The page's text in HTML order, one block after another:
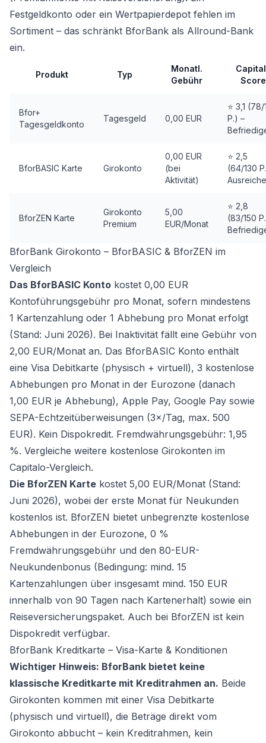
Festgeldkonto oder ein Wertpapierdepot fehlen im
Sortiment – das schränkt BforBank als Allround-Bank
ein.
Produkt Typ
Monatl.
Gebühr
Score
Bfor+
Tagesgeldkonto
Tagesgeld 0,00 EUR
⭐ 3,1 (78/
P.) –
BforBASIC Karte Girokonto
0,00 EUR
(bei
Aktivität)
⭐ 2,5
(64/130
BforZEN Karte
Girokonto
Premium
5,00
EUR/Monat
⭐ 2,8
(83/150
BforBank Girokonto – BforBASIC & BforZEN im
Vergleich
Das BforBASIC Konto kostet 0,00 EUR
Kontoführungsgebühr pro Monat, sofern mindestens
1 Kartenzahlung oder 1 Abhebung pro Monat erfolgt
(Stand: Juni 2026). Bei Inaktivität fällt eine Gebühr von
2,00 EUR/Monat an. Das BforBASIC Konto enthält
eine Visa Debitkarte (physisch + virtuell), 3 kostenlose
Abhebungen pro Monat in der Eurozone (danach
1,00 EUR je Abhebung), Apple Pay, Google Pay sowie
SEPA-Echtzeitüberweisungen (3×/Tag, max. 500
EUR). Kein Dispokredit. Fremdwährungsgebühr: 1,95
%. Vergleiche weitere kostenlose Girokonten im
Capitalo-Vergleich.
Die BforZEN Karte kostet 5,00 EUR/Monat (Stand:
Juni 2026), wobei der erste Monat für Neukunden
kostenlos ist. BforZEN bietet unbegrenzte kostenlose
Abhebungen in der Eurozone, 0 %
Fremdwährungsgebühr und den 80-EUR-
Neukundenbonus (Bedingung: mind. 15
Kartenzahlungen über insgesamt mind. 150 EUR
innerhalb von 90 Tagen nach Kartenerhalt) sowie ein
Reiseversicherungspaket. Auch bei BforZEN ist kein
Dispokredit verfügbar.
BforBank Kreditkarte – Visa-Karte & Konditionen
Wichtiger Hinweis: BforBank bietet keine
klassische Kreditkarte mit Kreditrahmen an. Beide
Girokonten kommen mit einer Visa Debitkarte
(physisch und virtuell), die Beträge direkt vom
Girokonto abbucht – kein Kreditrahmen, kein